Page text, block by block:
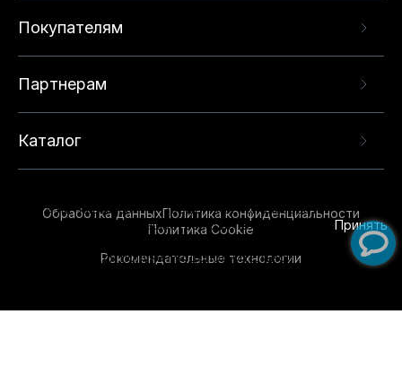
Покупателям
Партнерам
Каталог
Обработка данныхПолитика конфиденциальности
Политика Cookie
Рекомендательные технологии
опыта на нашем сайте. Продолжая использовать
данный сайт, вы соглашаетесь с использованием
технологий. Для получения дополнительной
Принять